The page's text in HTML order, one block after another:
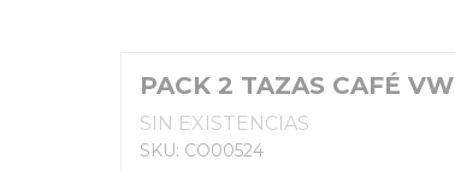
PACK 2 TAZAS CAFÉ VW
SIN EXISTENCIAS
SKU: CO00524